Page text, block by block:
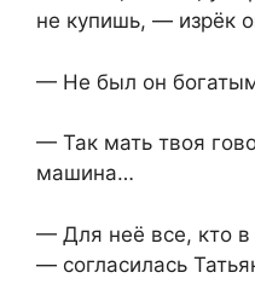
не купишь, — изрёк
— Не был он
— Так мать твоя
машина…
— Для неё все, кто в
— согласилась